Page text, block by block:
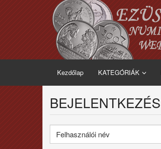
Kezdőlap KATEGÓRIÁK
BEJELENTKEZÉS